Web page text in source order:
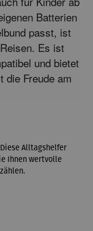
Batterien
passt, ist
Es ist
und bietet
die Freude am
Alltagshelfer
Ihnen wertvolle